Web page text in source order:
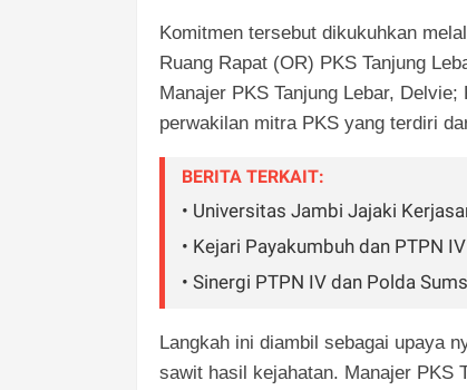
Komitmen tersebut dikukuhkan
Ruang Rapat (OR) PKS Tanjung
Manajer PKS Tanjung Lebar,
perwakilan mitra PKS yang terdiri
BERITA TERKAIT:
• Universitas Jambi Jajaki
• Kejari Payakumbuh dan PTPN
• Sinergi PTPN IV dan Polda
Langkah ini diambil sebagai upaya
sawit hasil kejahatan. Manajer PKS